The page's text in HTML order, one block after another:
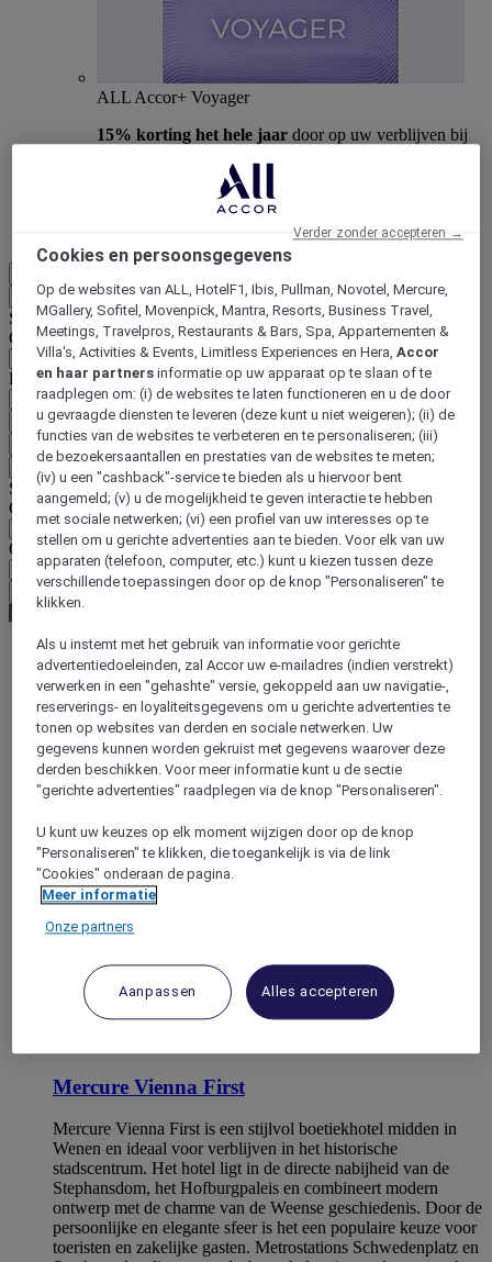
ALL Accor+ Voyager
15% korting het hele jaar door op uw verblijven bij
Terug
Selecteer hieronder uw land en taal
Geografische zone
Land/regio-taal
Bevestig mijn land en taal
EUR (€)
Terug
Selecteer hieronder uw valuta
Geografische zone
Offerte
Bevestig mijn valuta
World
Europe
Austria
VIENNA - Land-Austria
Vienna
Mercure Vienna First
Mercure Vienna First is een stijlvol boetiekhotel midden in
Wenen en ideaal voor verblijven in het historische
stadscentrum. Het hotel ligt in de directe nabijheid van de
Stephansdom, het Hofburgpaleis en combineert modern
ontwerp met de charme van de Weense geschiedenis. Door de
persoonlijke en elegante sfeer is het een populaire keuze voor
toeristen en zakelijke gasten. Metrostations Schwedenplatz en
Cookies en persoonsgegevens
Op de websites van ALL, HotelF1, Ibis, Pullman, Novotel, Mercure,
MGallery, Sofitel, Movenpick, Mantra, Resorts, Business Travel,
Meetings, Travelpros, Restaurants & Bars, Spa, Appartementen &
Villa's, Activities & Events, Limitless Experiences en Hera,Accor
en haar partners informatie op uw apparaat op te slaan of te
raadplegen om: (i) de websites te laten functioneren en u de door
u gevraagde diensten te leveren (deze kunt u niet weigeren); (ii) de
functies van de websites te verbeteren en te personaliseren; (iii)
de bezoekersaantallen en prestaties van de websites te meten;
(iv) u een "cashback"-service te bieden als u hiervoor bent
aangemeld; (v) u de mogelijkheid te geven interactie te hebben
met sociale netwerken; (vi) een profiel van uw interesses op te
stellen om u gerichte advertenties aan te bieden. Voor elk van uw
apparaten (telefoon, computer, etc.) kunt u kiezen tussen deze
verschillende toepassingen door op de knop "Personaliseren" te
klikken.
Als u instemt met het gebruik van informatie voor gerichte
advertentiedoeleinden, zal Accor uw e-mailadres (indien verstrekt)
verwerken in een "gehashte" versie, gekoppeld aan uw navigatie-,
reserverings- en loyaliteitsgegevens om u gerichte advertenties te
tonen op websites van derden en sociale netwerken. Uw
gegevens kunnen worden gekruist met gegevens waarover deze
derden beschikken. Voor meer informatie kunt u de sectie
"gerichte advertenties" raadplegen via de knop "Personaliseren".
U kunt uw keuzes op elk moment wijzigen door op de knop
"Personaliseren" te klikken, die toegankelijk is via de link
"Cookies" onderaan de pagina.
Meer informatie
Onze partners
Aanpassen Alles accepteren
Verder zonder accepteren →